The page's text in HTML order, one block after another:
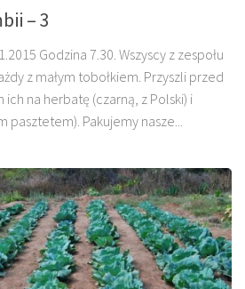
– 3
Godzina 7.30. Wszyscy z zespołu
z małym tobołkiem. Przyszli przed
na herbatę (czarną, z Polski) i
pasztetem). Pakujemy nasze...